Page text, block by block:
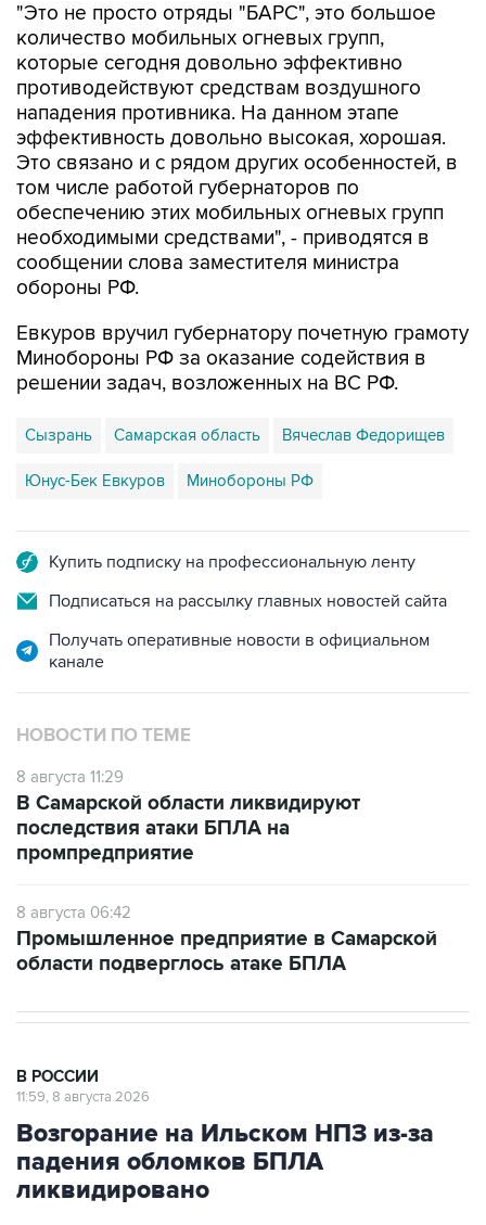
"Это не просто отряды "БАРС", это большое
количество мобильных огневых групп,
которые сегодня довольно эффективно
противодействуют средствам воздушного
нападения противника. На данном этапе
эффективность довольно высокая, хорошая.
Это связано и с рядом других особенностей, в
том числе работой губернаторов по
обеспечению этих мобильных огневых групп
необходимыми средствами", - приводятся в
сообщении слова заместителя министра
обороны РФ.
Евкуров вручил губернатору почетную грамоту
Минобороны РФ за оказание содействия в
решении задач, возложенных на ВС РФ.
Сызрань Самарская область Вячеслав Федорищев
Юнус-Бек Евкуров Минобороны РФ
Купить подписку на профессиональную ленту
Подписаться на рассылку главных новостей сайта
Получать оперативные новости в официальном
канале
НОВОСТИ ПО ТЕМЕ
8 августа 11:29
В Самарской области ликвидируют
последствия атаки БПЛА на
промпредприятие
8 августа 06:42
Промышленное предприятие в Самарской
области подверглось атаке БПЛА
В РОССИИ
11:59, 8 августа 2026
Возгорание на Ильском НПЗ из-за
падения обломков БПЛА
ликвидировано